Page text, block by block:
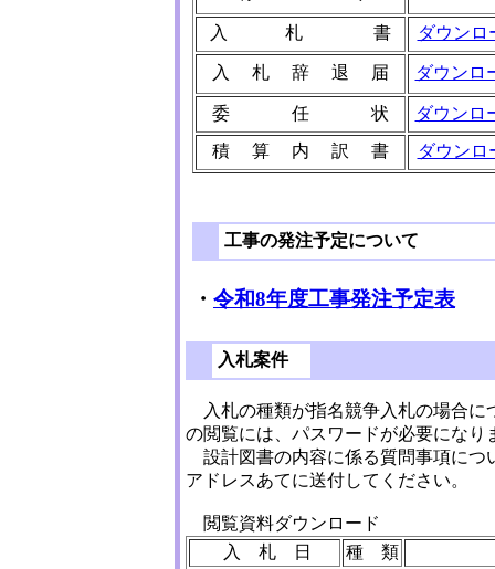
入 札 書 ダウンロ
入 札 辞 退 届 ダウンロ
委 任 状
ダウンロ
積 算 内 訳 書
ダウンロ
工事の発注予定について
・ 令和8年度工事発注予定表
入札案件
入札の種類が指名競争入札の場合に
の閲覧には、パスワードが必要になり
設計図書の内容に係る質問事項につ
アドレスあてに送付してください。
閲覧資料ダウンロード
入 札 日
種 類